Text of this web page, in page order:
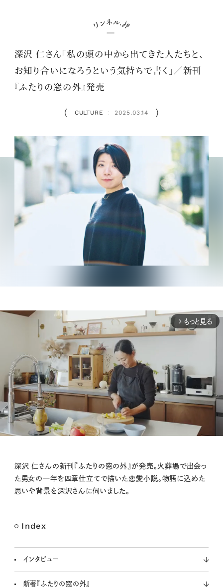
深沢 仁さん「私の頭の中から出てきた人たちと、
お知り合いになろうという気持ちで書く」／新刊
『ふたりの窓の外』発売
CULTURE ： 2025.03.14
arrow_forward_ios もっと見る
M
t
深沢 仁さんの新刊『ふたりの窓の外』が発売。火葬場で出会っ
た男女の一年を四章仕立てで描いた恋愛小説。物語に込めた
思いや背景を深沢さんに伺いました。
Index
インタビュー
新著『ふたりの窓の外』